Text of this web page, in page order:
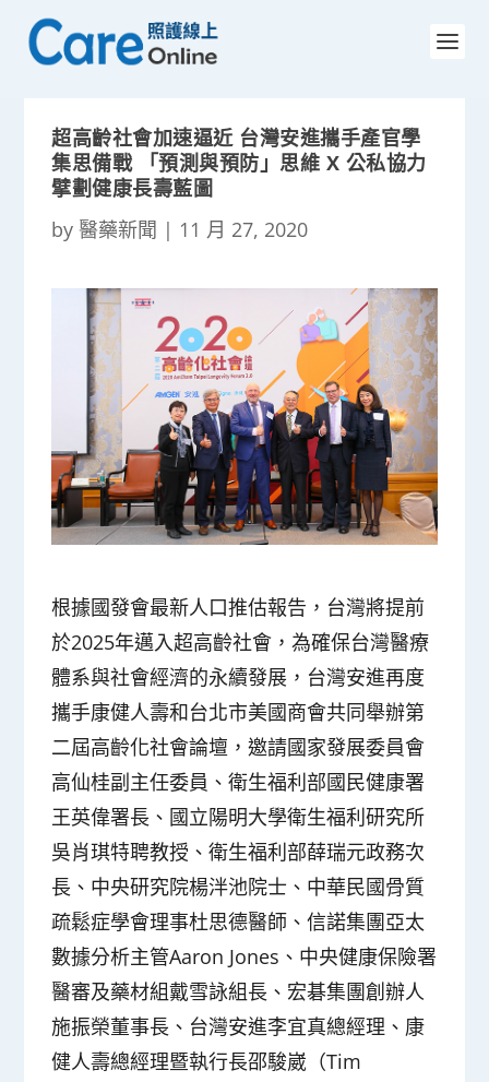
超高齡社會加速逼近 台灣安進攜手產官學
集思備戰 「預測與預防」思維 X 公私協力
擘劃健康長壽藍圖
by 醫藥新聞 | 11 月 27, 2020
根據國發會最新人口推估報告，台灣將提前
於2025年邁入超高齡社會，為確保台灣醫療
體系與社會經濟的永續發展，台灣安進再度
攜手康健人壽和台北市美國商會共同舉辦第
二屆高齡化社會論壇，邀請國家發展委員會
高仙桂副主任委員、衛生福利部國民健康署
王英偉署長、國立陽明大學衛生福利研究所
吳肖琪特聘教授、衛生福利部薛瑞元政務次
長、中央研究院楊泮池院士、中華民國骨質
疏鬆症學會理事杜思德醫師、信諾集團亞太
數據分析主管Aaron Jones、中央健康保險署
醫審及藥材組戴雪詠組長、宏碁集團創辦人
施振榮董事長、台灣安進李宜真總經理、康
健人壽總經理暨執行長邵駿崴（Tim